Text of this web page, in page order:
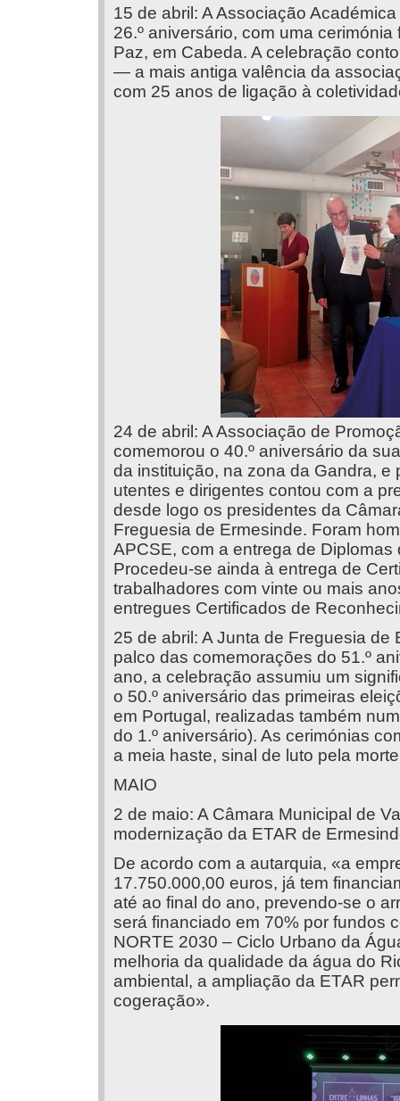
15 de abril: A Associação
26.º aniversário, com uma
Paz, em Cabeda. A celebração
— a mais antiga valência da
com 25 anos de ligação à
24 de abril: A Associação de
comemorou o 40.º aniversário da
da instituição, na zona da Gandra,
utentes e dirigentes contou com a
desde logo os presidentes da
Freguesia de Ermesinde. Foram
APCSE, com a entrega de
Procedeu-se ainda à entrega de
trabalhadores com vinte ou mais
entregues Certificados de
25 de abril: A Junta de Freguesia
palco das comemorações do 51.º
ano, a celebração assumiu um
o 50.º aniversário das primeiras
em Portugal, realizadas também
do 1.º aniversário). As cerimónias
a meia haste, sinal de luto pela
MAIO
2 de maio: A Câmara Municipal de
modernização da ETAR de
De acordo com a autarquia, «a
17.750.000,00 euros, já tem
até ao final do ano, prevendo-se o
será financiado em 70% por fundos
NORTE 2030 – Ciclo Urbano da
melhoria da qualidade da água do
ambiental, a ampliação da ETAR
cogeração».